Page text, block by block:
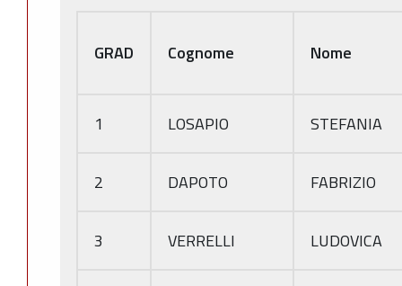
GRAD Cognome Nome
1 LOSAPIO STEFANIA
2 DAPOTO FABRIZIO
3 VERRELLI LUDOVICA